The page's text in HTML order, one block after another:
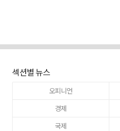
섹션별 뉴스
오피니언
경제
국제